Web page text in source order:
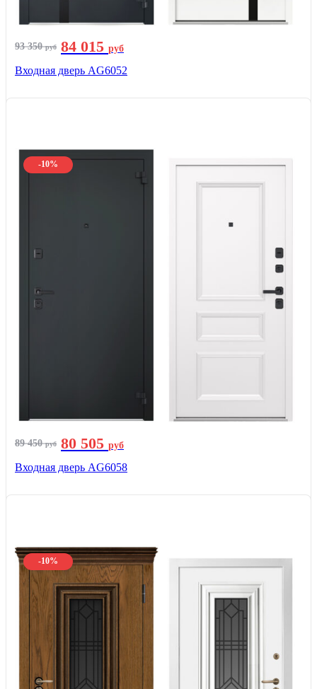
93 350руб 84 015 руб
Входная дверь AG6052
-10%
89 450руб 80 505 руб
Входная дверь AG6058
-10%